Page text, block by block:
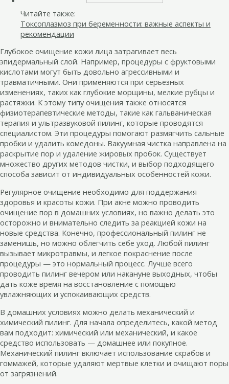
Читайте также:
Токсоплазмоз при беременности: важные аспекты и
рекомендации
Глубокое очищение кожи лица затрагивает весь
эпидермальный слой. Например, процедуры с фруктовыми
кислотами могут быть довольно агрессивными и
травматичными. Они применяются при серьезных
изменениях, таких как глубокие морщины, мелкие рубцы и
растяжки. К этому типу очищения также относятся
физиотерапевтические методы, такие как гальваническая
терапия и ультразвуковой пилинг, которые проводятся
специалистом. Эти процедуры помогают размягчить сальные
пробки и удалить комедоны. Вакуумная чистка направлена на
раскрытие пор и удаление жировых пробок. Существует
множество других методов чистки, и выбор подходящего
способа зависит от индивидуальных особенностей кожи.
Регулярное очищение необходимо для поддержания
здоровья и красоты кожи. При акне можно проводить
очищение пор в домашних условиях, но важно делать это
осторожно и внимательно следить за реакцией кожи на
новые средства. Конечно, профессиональный пилинг не
заменишь, но можно облегчить себе уход. Любой пилинг
вызывает микротравмы, и легкое покраснение после
процедуры — это нормальный процесс. Лучше всего
проводить пилинг вечером или накануне выходных, чтобы
дать коже время на восстановление с помощью
увлажняющих и успокаивающих средств.
В домашних условиях можно делать механический и
химический пилинг. Для начала определитесь, какой метод
вам подходит: химический или механический, и какое
средство использовать — домашнее или покупное.
Механический пилинг включает использование скрабов и
гоммажей, которые удаляют мертвые клетки и очищают поры
от загрязнений.